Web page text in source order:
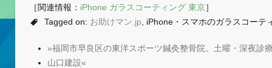
［関連情報： iPhone ガラスコーティング 東京］
Tagged on: お助けマン.jp , iPhone・スマホのガラスコー
»福岡市早良区の東洋スポーツ鍼灸整骨院。土曜・深夜診
山口建設«